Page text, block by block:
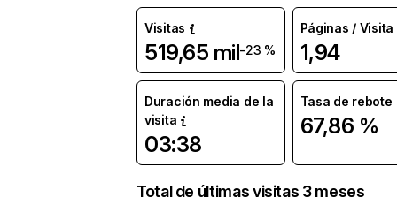
Visitas
519,65 mil-23 %
Páginas / Visita
1,94
Duración media de la
visita
03:38
Tasa de rebote
67,86 %
Total de últimas visitas 3 meses